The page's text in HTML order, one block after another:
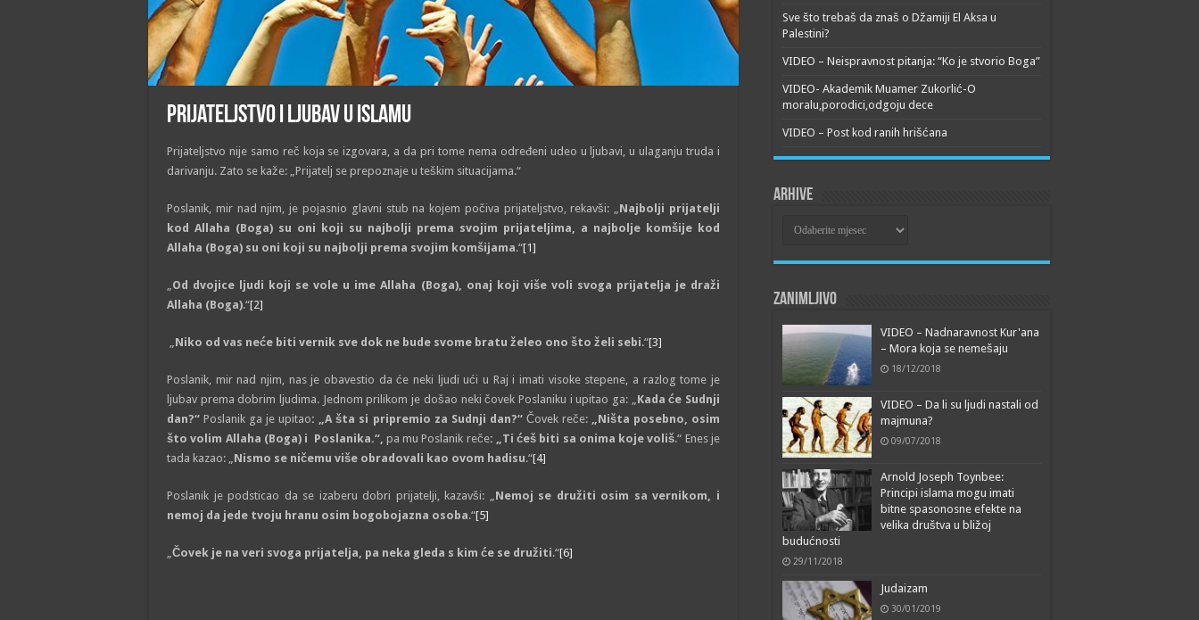
Prijateljstvo i ljubav u Islamu
Prijateljstvo nije samo reč koja se izgovara, a da pri tome nema određeni udeo u ljubavi, u ulaganju truda i
darivanju. Zato se kaže: „Prijatelj se prepoznaje u teškim situacijama.“
Poslanik, mir nad njim, je pojasnio glavni stub na kojem počiva prijateljstvo, rekavši: „Najbolji prijatelji
kod Allaha (Boga) su oni koji su najbolji prema svojim prijateljima, a najbolje komšije kod
Allaha (Boga) su oni koji su najbolji prema svojim komšijama.“[1]
„Od dvojice ljudi koji se vole u ime Allaha (Boga), onaj koji više voli svoga prijatelja je draži
Allaha (Boga).“[2]
„Niko od vas neće biti vernik sve dok ne bude svome bratu želeo ono što želi sebi.“[3]
Poslanik, mir nad njim, nas je obavestio da će neki ljudi ući u Raj i imati visoke stepene, a razlog tome je
ljubav prema dobrim ljudima. Jednom prilikom je došao neki čovek Poslaniku i upitao ga: „Kada će Sudnji
dan?“Poslanik ga je upitao: „A šta si pripremio za Sudnji dan?“ Čovek reče:„Ništa posebno, osim
što volim Allaha (Boga) i Poslanika.“, pa mu Poslanik reče: „Ti ćeš biti sa onima koje voliš.“ Enes je
tada kazao: „Nismo se ničemu više obradovali kao ovom hadisu.“[4]
Poslanik je podsticao da se izaberu dobri prijatelji, kazavši: „Nemoj se družiti osim sa vernikom, i
nemoj da jede tvoju hranu osim bogobojazna osoba.“[5]
„Čovek je na veri svoga prijatelja, pa neka gleda s kim će se družiti.“[6]
Sve što trebaš da znaš o Džamiji El Aksa u
Palestini?
VIDEO – Neispravnost pitanja: “Ko je stvorio Boga”
VIDEO- Akademik Muamer Zukorlić-O
moralu,porodici,odgoju dece
VIDEO – Post kod ranih hrišćana
Arhive
Zanimljivo
VIDEO – Nadnaravnost Kur'ana
– Mora koja se nemešaju
18/12/2018
VIDEO – Da li su ljudi nastali od
majmuna?
09/07/2018
Arnold Joseph Toynbee:
Principi islama mogu imati
bitne spasonosne efekte na
velika društva u bližoj
budućnosti
29/11/2018
Judaizam
30/01/2019